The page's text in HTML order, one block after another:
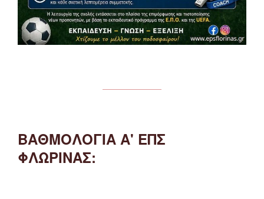
ΒΑΘΜΟΛΟΓΙΑ Α' ΕΠΣ
ΦΛΩΡΙΝΑΣ: